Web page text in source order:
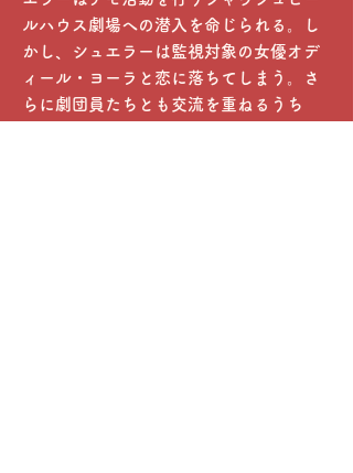
ルハウス劇場への潜入を命じられる。し
かし、シュエラーは監視対象の女優オデ
ィール・ヨーラと恋に落ちてしまう。さ
らに劇団員たちとも交流を重ねるうち